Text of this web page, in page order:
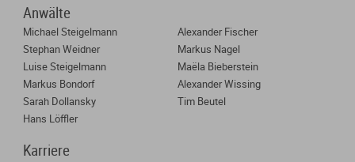
Anwälte
Michael Steigelmann
Alexander Fischer
Stephan Weidner
Markus Nagel
Luise Steigelmann
Maëla Bieberstein
Markus Bondorf
Alexander Wissing
Sarah Dollansky
Tim Beutel
Hans Löffler
Karriere